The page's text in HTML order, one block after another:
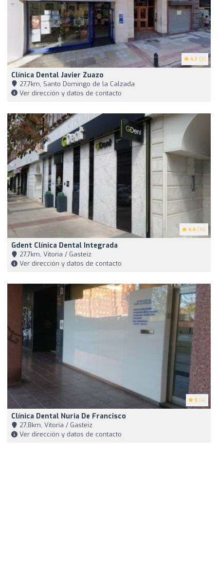
4.7 (3)
Clínica Dental Javier Zuazo
27,7km, Santo Domingo de la Calzada
Ver dirección y datos de contacto
4.4 (14)
Gdent Clínica Dental Integrada
27,7km, Vitoria / Gasteiz
Ver dirección y datos de contacto
5 (4)
Clínica Dental Nuria De Francisco
27,8km, Vitoria / Gasteiz
Ver dirección y datos de contacto